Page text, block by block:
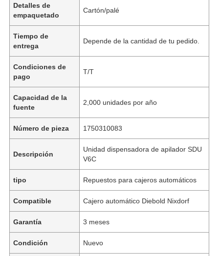
Detalles de
empaquetado
Cartón/palé
Tiempo de
entrega
Depende de la cantidad de tu pedido.
Condiciones de
pago
T/T
Capacidad de la
fuente
2,000 unidades por año
Número de pieza 1750310083
Descripción
Unidad dispensadora de apilador SDU
V6C
tipo Repuestos para cajeros automáticos
Compatible Cajero automático Diebold Nixdorf
Garantía 3 meses
Condición Nuevo